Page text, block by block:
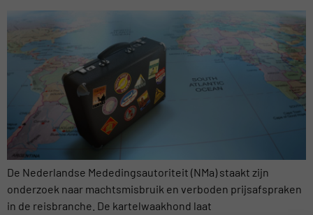
De Nederlandse Mededingsautoriteit (NMa) staakt zijn
onderzoek naar machtsmisbruik en verboden prijsafspraken
in de reisbranche. De kartelwaakhond laat